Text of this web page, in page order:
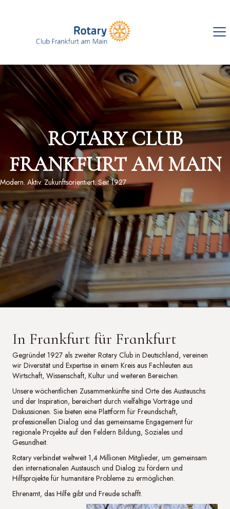
ROTARY CLUB
FRANKFURT AM MAIN
Modern. Aktiv. Zukunftsorientiert. Seit 1927
In Frankfurt für Frankfurt
Gegründet 1927 als zweiter Rotary Club in Deutschland, vereinen
wir Diversität und Expertise in einem Kreis aus Fachleuten aus
Wirtschaft, Wissenschaft, Kultur und weiteren Bereichen.
Unsere wöchentlichen Zusammenkünfte sind Orte des Austauschs
und der Inspiration, bereichert durch vielfältige Vorträge und
Diskussionen. Sie bieten eine Plattform für Freundschaft,
professionellen Dialog und das gemeinsame Engagement für
regionale Projekte auf den Feldern Bildung, Soziales und
Gesundheit.
Rotary verbindet weltweit 1,4 Millionen Mitglieder, um gemeinsam
den internationalen Austausch und Dialog zu fördern und
Hilfsprojekte für humanitäre Probleme zu ermöglichen.
Ehrenamt, das Hilfe gibt und Freude schafft.